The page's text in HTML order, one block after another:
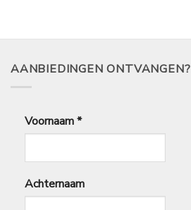
AANBIEDINGEN ONTVANGEN?
Voornaam*
Achternaam